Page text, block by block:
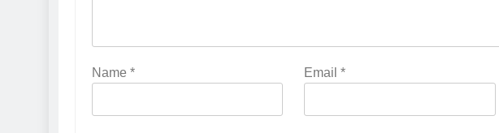
Name * Email*